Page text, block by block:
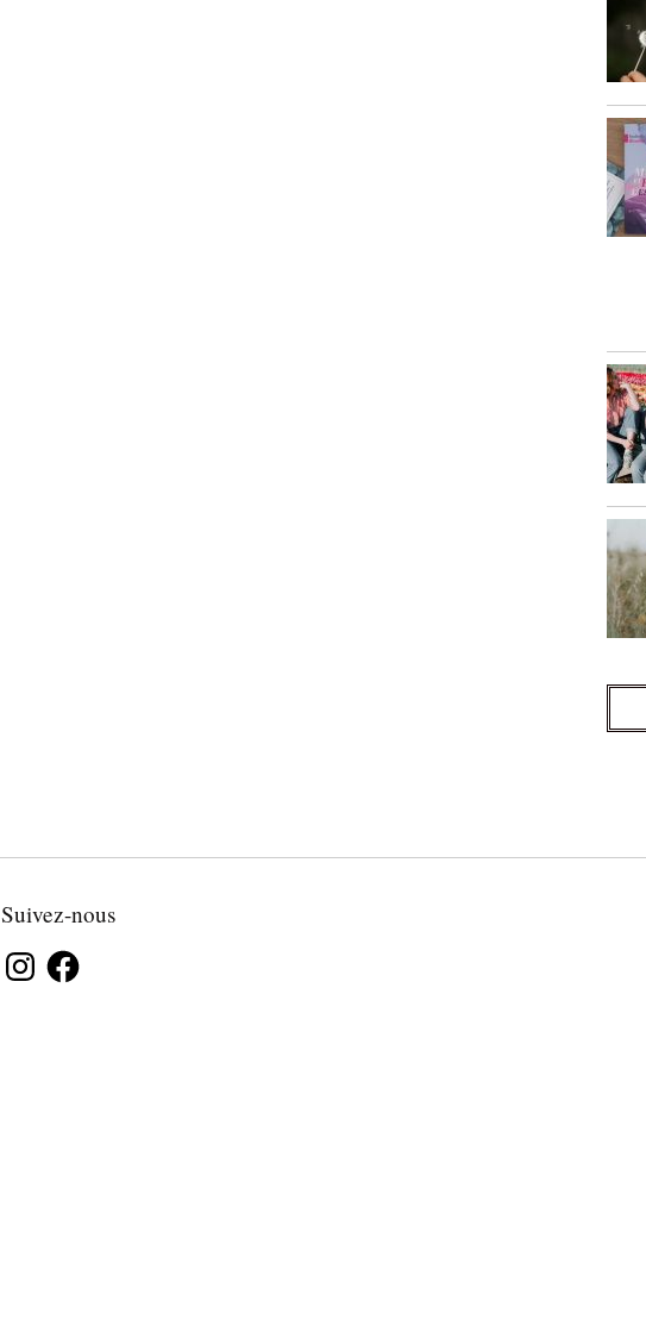
Suivez-nous
InstagramFacebook